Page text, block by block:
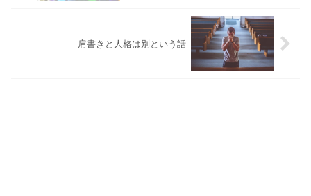
肩書きと人格は別という話